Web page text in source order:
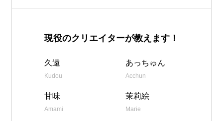
現役のクリエイターが教えます！
久遠
Kudou
あっちゅん
Acchun
甘味
Amami
茉莉絵
Marie